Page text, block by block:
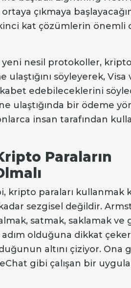
çıkmaya
kat çözümlerin önemli
nesil protokoller, kripto
ulaştığını söyleyerek, Visa
edebileceklerini
ulaştığında bir ödeme
insan tarafından
Paraların
kripto paraları kullanmak
sezgisel değildir.
satmak, saklamak ve
olduğuna dikkat
altını çiziyor. Ona
gibi çalışan bir